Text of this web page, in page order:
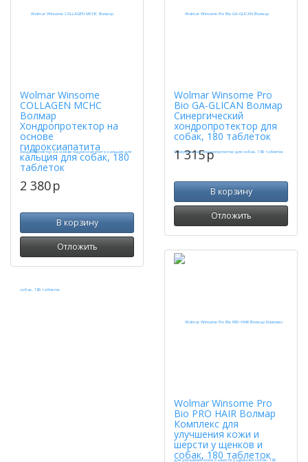
Wolmar Winsome
COLLAGEN MCHC
Волмар
Хондропротектор на
основе
гидроксиапатита
кальция для собак, 180
таблеток
2 380p
В корзину
Отложить
Wolmar Winsome Pro
Bio GA-GLICAN Волмар
Синергический
хондропротектор для
собак, 180 таблеток
1 315p
В корзину
Отложить
Wolmar Winsome Pro
Bio PRO HAIR Волмар
Комплекс для
улучшения кожи и
шерсти у щенков и
собак, 180 таблеток